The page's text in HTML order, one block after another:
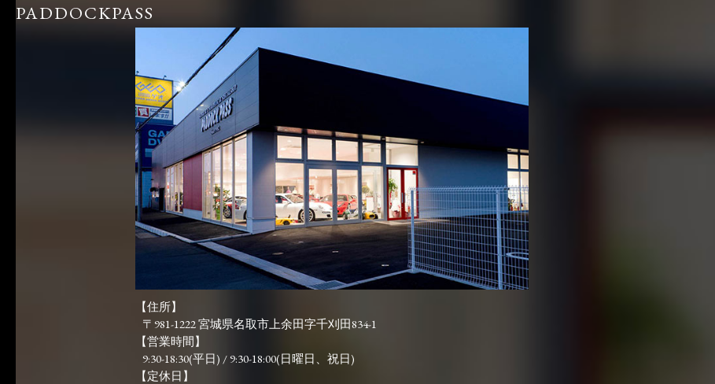
PADDOCKPASS
【住所】
〒981-1222 宮城県名取市上余田字千刈田834-1
【営業時間】
9:30-18:30(平日) / 9:30-18:00(日曜日、祝日)
【定休日】